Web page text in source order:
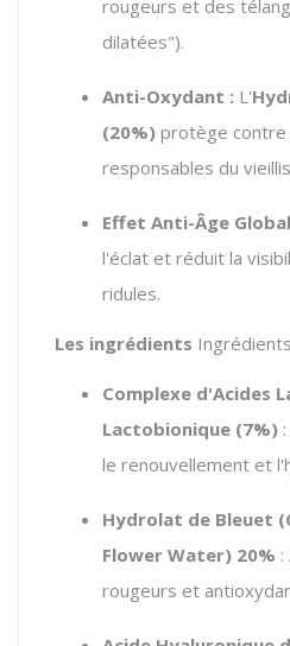
rougeurs et des
dilatées").
Anti-Oxydant : L'
(20%) protège contre
responsables du
Effet Anti-Âge
l'éclat et réduit la
ridules.
Les ingrédients
Complexe d'Acides
Lactobionique (7%)
le renouvellement et
Hydrolat de Bleuet
Flower Water) 20%
rougeurs et